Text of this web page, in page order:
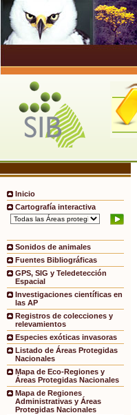
Inicio
Cartografía interactiva
Sonidos de animales
Fuentes Bibliográficas
GPS, SIG y Teledetección
Espacial
Investigaciones científicas en
las AP
Registros de colecciones y
relevamientos
Especies exóticas invasoras
Listado de Áreas Protegidas
Nacionales
Mapa de Eco-Regiones y
Áreas Protegidas Nacionales
Mapa de Regiones
Administrativas y Áreas
Protegidas Nacionales